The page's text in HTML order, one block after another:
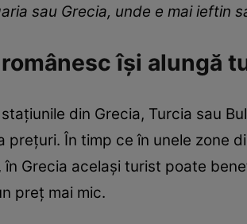
sau Grecia, unde e mai ieftin
își alungă
din Grecia, Turcia sau
prețuri. În timp ce în unele zone
Grecia același turist poate
preț mai mic.